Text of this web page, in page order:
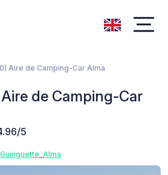
Aire de Camping-Car Alma
de Camping-Car
5
Guinguette_Alma